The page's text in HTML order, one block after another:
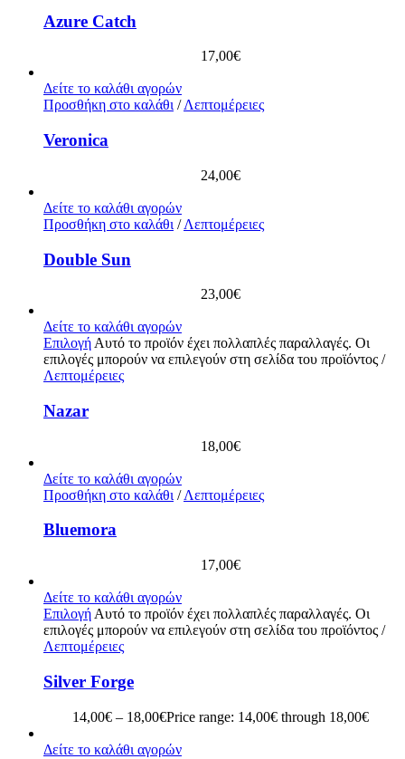
Azure Catch
17,00€
Δείτε το καλάθι αγορών
Προσθήκη στο καλάθι /Λεπτομέρειες
Veronica
24,00€
Δείτε το καλάθι αγορών
Προσθήκη στο καλάθι / Λεπτομέρειες
Double Sun
23,00€
Δείτε το καλάθι αγορών
Επιλογή Αυτό το προϊόν έχει πολλαπλές παραλλαγές. Οι
επιλογές μπορούν να επιλεγούν στη σελίδα του προϊόντος /
Λεπτομέρειες
Nazar
18,00€
Δείτε το καλάθι αγορών
Προσθήκη στο καλάθι / Λεπτομέρειες
Bluemora
17,00€
Δείτε το καλάθι αγορών
Επιλογή Αυτό το προϊόν έχει πολλαπλές παραλλαγές. Οι
επιλογές μπορούν να επιλεγούν στη σελίδα του προϊόντος /
Λεπτομέρειες
Silver Forge
14,00€ – 18,00€Price range: 14,00€ through 18,00€
Δείτε το καλάθι αγορών